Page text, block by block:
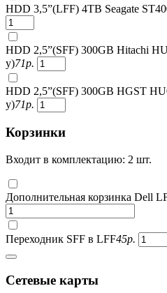
HDD 3,5”(LFF) 4TB Seagate
HDD 2,5”(SFF) 300GB Hitachi
у)71р.
HDD 2,5”(SFF) 300GB HGST
у)71р.
Корзинки
Входит в комплектацию: 2 шт.
Дополнительная корзинка Dell
Переходник SFF в LFF45р.
Сетевые карты